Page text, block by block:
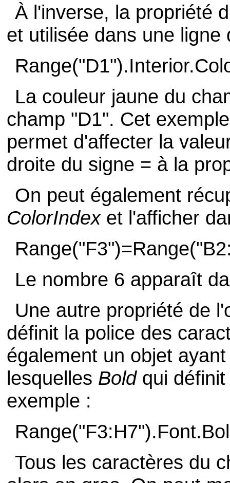
À l'inverse, la propriété
et utilisée dans une
La couleur jaune du
champ "D1". Cet
permet d'affecter la
droite du signe = à la
On peut également
ColorIndexet l'afficher
Le nombre 6 apparaît
Une autre propriété de
définit la police des
également un objet
lesquelles Boldqui définit
exemple :
Tous les caractères du